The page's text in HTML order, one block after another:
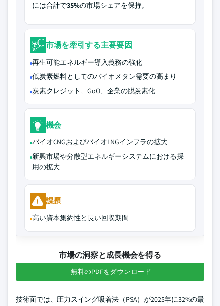
には合計で35%の市場シェアを保持。
市場を牽引する主要要因
再生可能エネルギー導入義務の強化
低炭素燃料としてのバイオメタン需要の高まり
炭素クレジット、GoO、企業の脱炭素化
機会
バイオCNGおよびバイオLNGインフラの拡大
新興市場や分散型エネルギーシステムにおける採
用の拡大
課題
高い資本集約性と長い回収期間
市場の洞察と成長機会を得る
無料のPDFをダウンロード
技術面では、圧力スイング吸着法（PSA）が2025年に32%の最